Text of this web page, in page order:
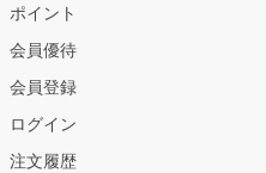
ポイント
会員優待
会員登録
ログイン
注文履歴